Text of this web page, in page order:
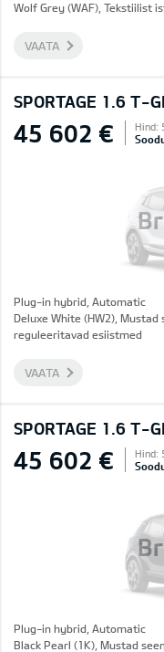
Wolf Grey (WAF), Tekstiilist
VAATA
SPORTAGE 1.6 T-
45 602 € Hind:
Plug-in hybrid, Automatic
Deluxe White (HW2),
reguleeritavad esiistmed
VAATA
SPORTAGE 1.6 T-
45 602 € Hind:
Plug-in hybrid, Automatic
Black Pearl (1K), Mustad